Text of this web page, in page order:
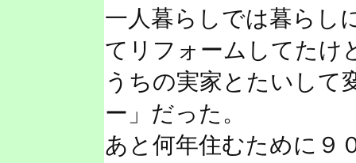
一人暮らしでは暮らし
てリフォームしてたけ
うちの実家とたいして
ー」だった。
あと何年住むために９